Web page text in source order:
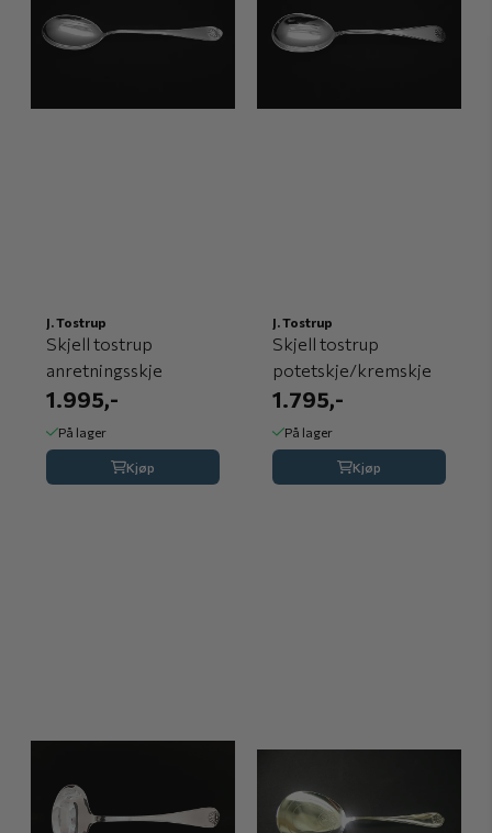
J. Tostrup
Skjell tostrup
anretningsskje
1.995,-
På lager
Kjøp
J. Tostrup
Skjell tostrup
potetskje/kremskje
1.795,-
På lager
Kjøp